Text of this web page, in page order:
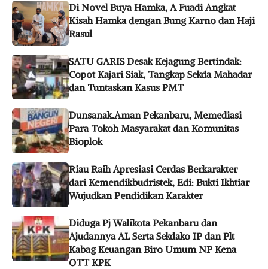
Di Novel Buya Hamka, A Fuadi Angkat
Kisah Hamka dengan Bung Karno dan Haji
Rasul
SATU GARIS Desak Kejagung Bertindak:
Copot Kajari Siak, Tangkap Sekda Mahadar
dan Tuntaskan Kasus PMT
Dunsanak.Aman Pekanbaru, Memediasi
Para Tokoh Masyarakat dan Komunitas
Bioplok
Riau Raih Apresiasi Cerdas Berkarakter
dari Kemendikbudristek, Edi: Bukti Ikhtiar
Wujudkan Pendidikan Karakter
Diduga Pj Walikota Pekanbaru dan
Ajudannya AL Serta Sekdako IP dan Plt
Kabag Keuangan Biro Umum NP Kena
OTT KPK